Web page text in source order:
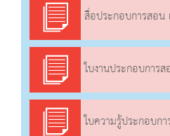
สื่อประกอบการสอน
ใบงานประกอบการสอน
ใบความรู้ประกอบการส